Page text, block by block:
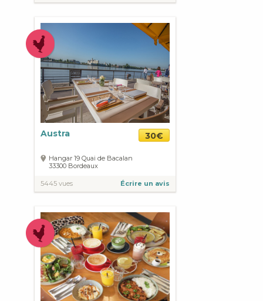
Austra 30€
Hangar 19 Quai de Bacalan
33300 Bordeaux
5445 vues Écrire un avis